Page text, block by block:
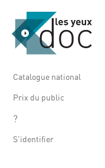
Catalogue national
Prix du public
?
S'identifier